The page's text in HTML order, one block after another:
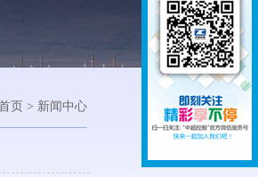
页 > 新闻中心